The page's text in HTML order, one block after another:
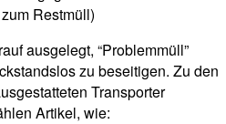
Restmüll)
ausgelegt, “Problemmüll”
zu beseitigen. Zu den
Transporter
Artikel, wie: